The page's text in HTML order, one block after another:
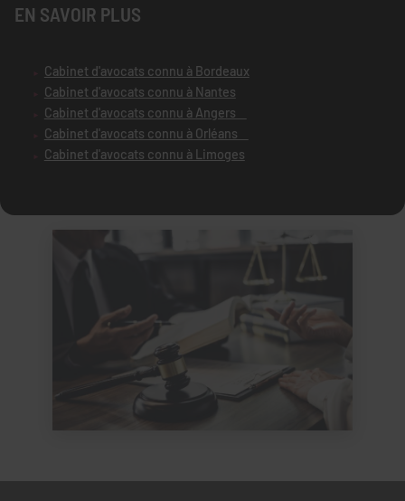
EN SAVOIR PLUS
Cabinet d'avocats connu à Bordeaux
Cabinet d'avocats connu à Nantes
Cabinet d'avocats connu à Angers
Cabinet d'avocats connu à Orléans
Cabinet d'avocats connu à Limoges